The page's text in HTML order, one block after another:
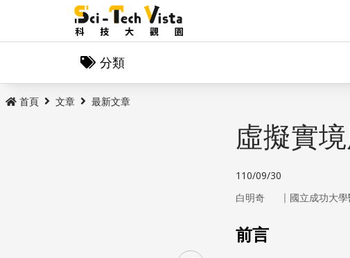
分類
首頁 文章 最新文章
虛擬實
110/09/30
白明奇 ｜ 國立成功大
前言